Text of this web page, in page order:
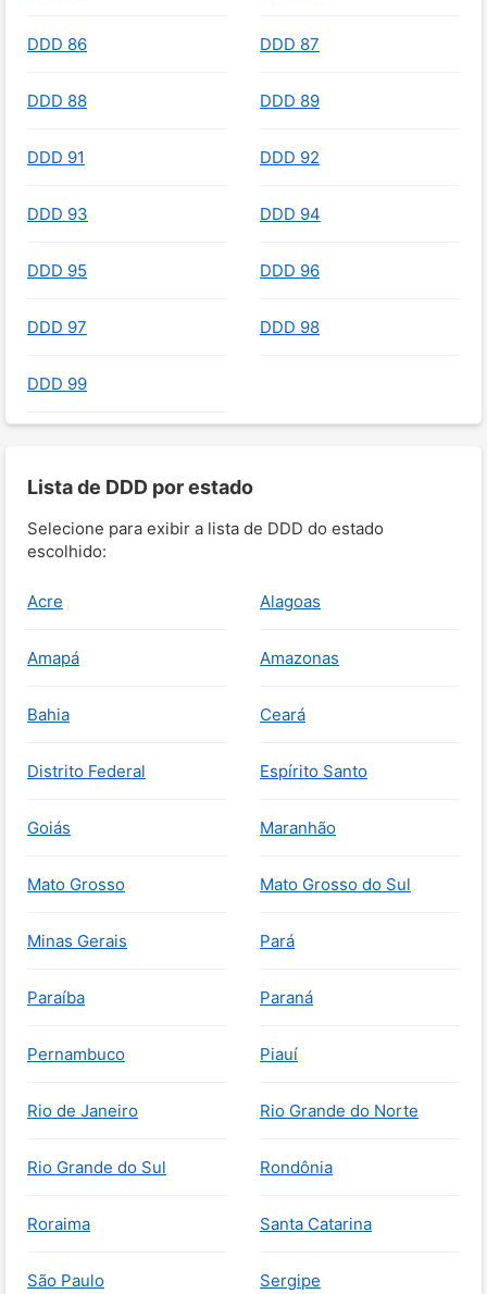
DDD 86 DDD 87
DDD 88 DDD 89
DDD 91 DDD 92
DDD 93 DDD 94
DDD 95 DDD 96
DDD 97 DDD 98
DDD 99
Lista de DDD por estado
Selecione para exibir a lista de DDD do estado
escolhido:
Acre Alagoas
Amapá Amazonas
Bahia Ceará
Distrito Federal Espírito Santo
Goiás Maranhão
Mato Grosso Mato Grosso do Sul
Minas Gerais Pará
Paraíba Paraná
Pernambuco Piauí
Rio de Janeiro Rio Grande do Norte
Rio Grande do Sul Rondônia
Roraima Santa Catarina
São Paulo Sergipe